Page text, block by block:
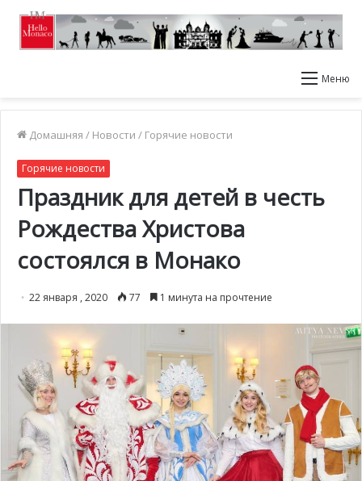
Меню
Домашняя / Новости / Горячие новости
Горячие новости
Праздник для детей в честь
Рождества Христова
состоялся в Монако
22 января , 2020 77 1 минута на прочтение